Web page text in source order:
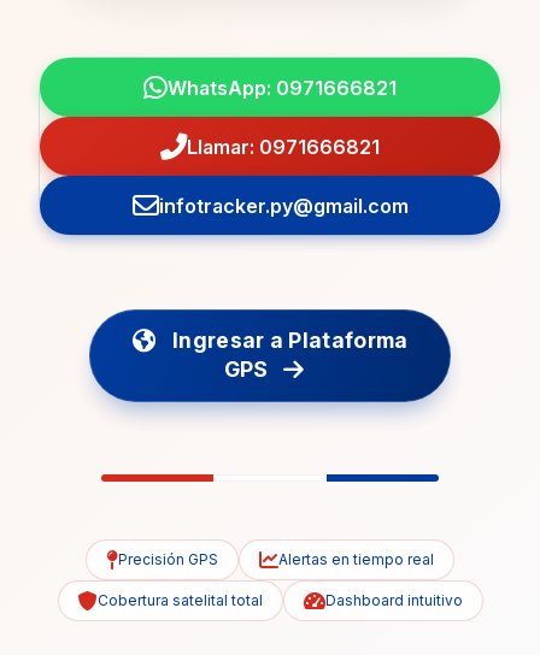
WhatsApp: 0971666821
Llamar: 0971666821
infotracker.py@gmail.com
Ingresar a Plataforma
GPS
Precisión GPS Alertas en tiempo real
Cobertura satelital total Dashboard intuitivo